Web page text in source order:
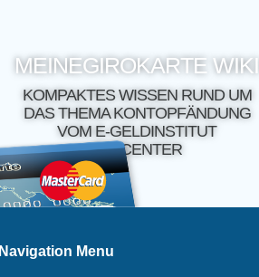
MEINEGIROKARTE WIKI
KOMPAKTES WISSEN RUND UM
DAS THEMA KONTOPFÄNDUNG
VOM E-GELDINSTITUT
PAYCENTER
Navigation Menu